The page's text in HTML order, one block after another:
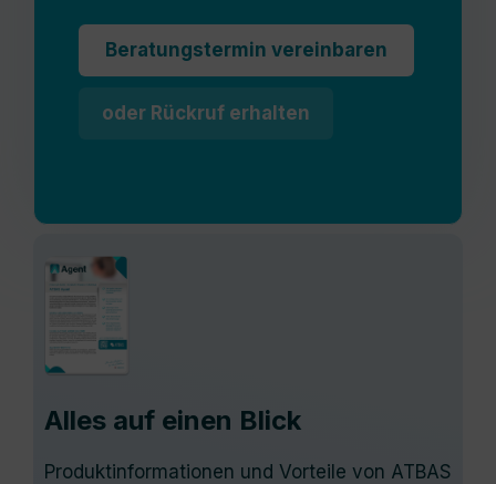
Beratungstermin vereinbaren
oder Rückruf erhalten
Alles auf einen Blick
Produktinformationen und Vorteile von ATBAS